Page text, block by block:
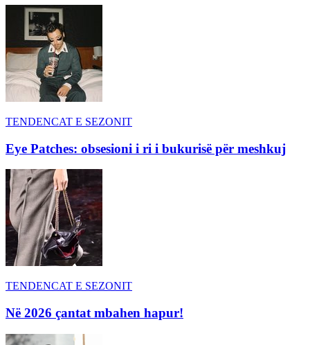
TENDENCAT E SEZONIT
Eye Patches: obsesioni i ri i bukurisë për meshkuj
TENDENCAT E SEZONIT
Në 2026 çantat mbahen hapur!